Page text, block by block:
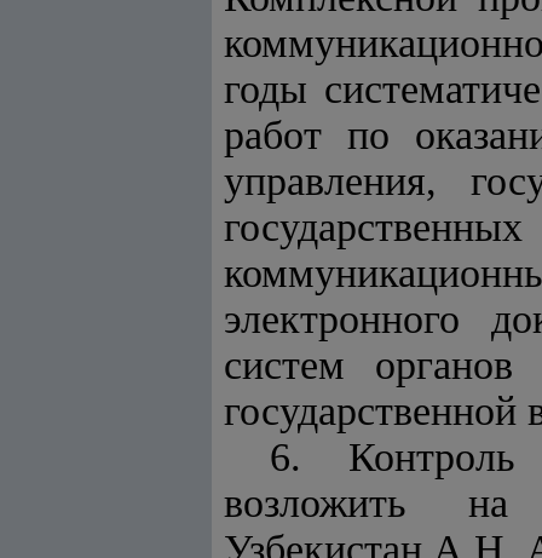
годы
работ по
управления,
электронного
систем органов
государственной
6. Контроль
возложить на
Узбекистан А.Н.